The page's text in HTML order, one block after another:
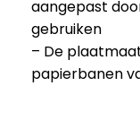
aangepast
gebruiken
– De
papierbanen